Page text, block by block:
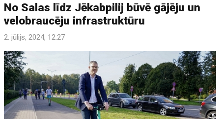
No Salas līdz Jēkabpilij būvē gājēju un
velobraucēju infrastruktūru
2. jūlijs, 2024, 12:27